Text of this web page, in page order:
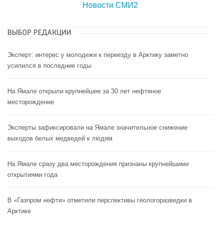
Новости СМИ2
ВЫБОР РЕДАКЦИИ
Эксперт: интерес у молодежи к переезду в Арктику заметно
усилился в последние годы
На Ямале открыли крупнейшее за 30 лет нефтяное
месторождение
Эксперты зафиксировали на Ямале значительное снижение
выходов белых медведей к людям
На Ямале сразу два месторождения признаны крупнейшими
открытиями года
В «Газпром нефти» отметили перспективы геологоразведки в
Арктике